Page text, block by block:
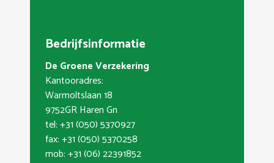
Bedrijfsinformatie
De Groene Verzekering
Kantooradres:
Warmoltslaan 18
9752GR Haren Gn
tel: +31 (050) 5370927
fax: +31 (050) 5370258
mob: +31 (06) 22391852